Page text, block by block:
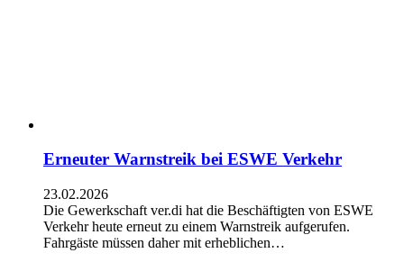
Erneuter Warnstreik bei ESWE Verkehr
23.02.2026
Die Gewerkschaft ver.di hat die Beschäftigten von ESWE
Verkehr heute erneut zu einem Warnstreik aufgerufen.
Fahrgäste müssen daher mit erheblichen…